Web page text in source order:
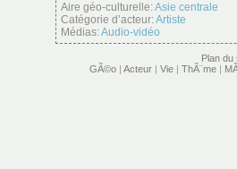
Aire géo-culturelle:Asie centrale
Catégorie d’acteur:Artiste
Médias:Audio-vidéo
Plan du
GÃ©o | Acteur | Vie | ThÃ¨me |